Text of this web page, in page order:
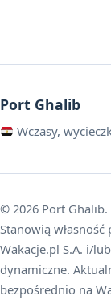
Port Ghalib
Wczasy,
© 2026 Port Ghalib.
Stanowią
Wakacje.pl S.A. i/
dynamiczne.
bezpośrednio na